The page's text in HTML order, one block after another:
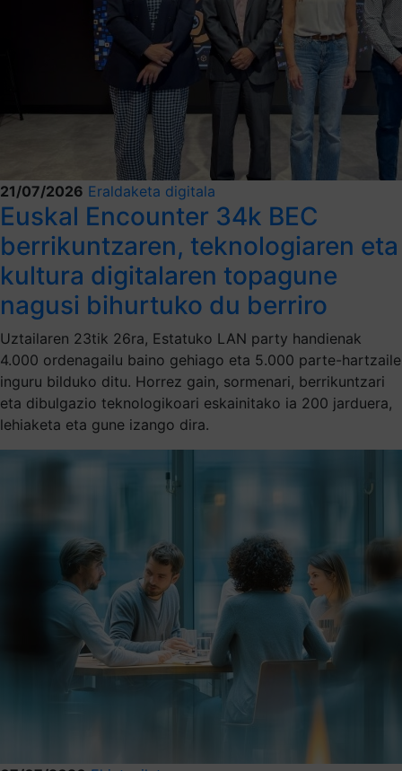
21/07/2026 Eraldaketa digitala
Euskal Encounter 34k BEC
berrikuntzaren, teknologiaren eta
kultura digitalaren topagune
nagusi bihurtuko du berriro
Uztailaren 23tik 26ra, Estatuko LAN party handienak
4.000 ordenagailu baino gehiago eta 5.000 parte-hartzaile
inguru bilduko ditu. Horrez gain, sormenari, berrikuntzari
eta dibulgazio teknologikoari eskainitako ia 200 jarduera,
lehiaketa eta gune izango dira.